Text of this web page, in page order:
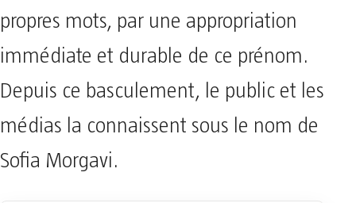
propres mots, par une appropriation
immédiate et durable de ce prénom.
Depuis ce basculement, le public et les
médias la connaissent sous le nom de
Sofia Morgavi.